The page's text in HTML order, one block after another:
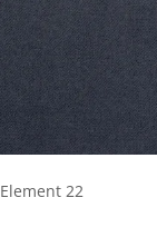
Element 22